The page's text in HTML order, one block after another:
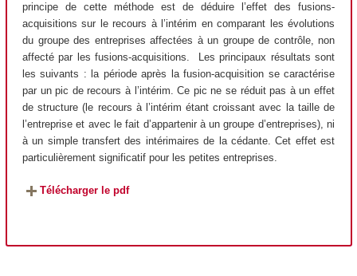
principe de cette méthode est de déduire l’effet des fusions-
acquisitions sur le recours à l’intérim en comparant les évolutions
du groupe des entreprises affectées à un groupe de contrôle, non
affecté par les fusions-acquisitions. Les principaux résultats sont
les suivants : la période après la fusion-acquisition se caractérise
par un pic de recours à l’intérim. Ce pic ne se réduit pas à un effet
de structure (le recours à l’intérim étant croissant avec la taille de
l’entreprise et avec le fait d’appartenir à un groupe d’entreprises), ni
à un simple transfert des intérimaires de la cédante. Cet effet est
particulièrement significatif pour les petites entreprises.
Télécharger le pdf